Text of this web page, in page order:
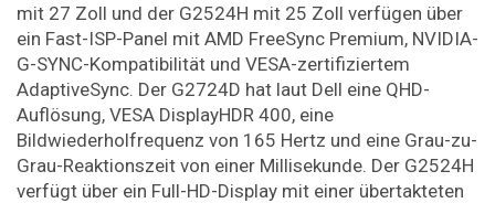
mit 27 Zoll und der G2524H mit 25 Zoll verfügen über
ein Fast-ISP-Panel mit AMD FreeSync Premium, NVIDIA-
G-SYNC-Kompatibilität und VESA-zertifiziertem
AdaptiveSync. Der G2724D hat laut Dell eine QHD-
Auflösung, VESA DisplayHDR 400, eine
Bildwiederholfrequenz von 165 Hertz und eine Grau-zu-
Grau-Reaktionszeit von einer Millisekunde. Der G2524H
verfügt über ein Full-HD-Display mit einer übertakteten